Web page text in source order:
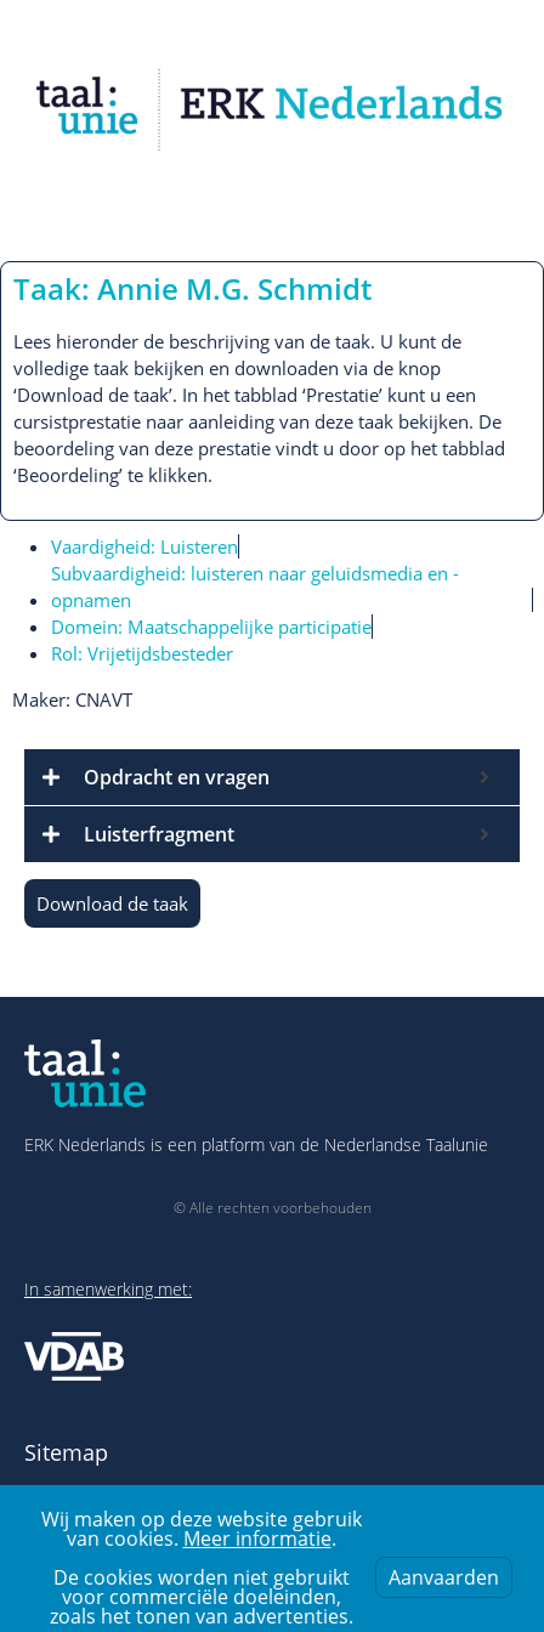
Taak: Annie M.G. Schmidt
Lees hieronder de beschrijving van de taak. U kunt de
volledige taak bekijken en downloaden via de knop
‘Download de taak’. In het tabblad ‘Prestatie’ kunt u een
cursistprestatie naar aanleiding van deze taak bekijken. De
beoordeling van deze prestatie vindt u door op het tabblad
‘Beoordeling’ te klikken.
Vaardigheid: Luisteren
Subvaardigheid: luisteren naar geluidsmedia en -
opnamen
Domein: Maatschappelijke participatie
Rol: Vrijetijdsbesteder
Maker: CNAVT
Opdracht en vragen
Luisterfragment
Download de taak
ERK Nederlands is een platform van de Nederlandse Taalunie
© Alle rechten voorbehouden
In samenwerking met:
Sitemap
Publicaties en links
Voorbeelden- en oefenbank
Over deze website
Wij maken op deze website gebruik
van cookies. Meer informatie.
De cookies worden niet gebruikt
voor commerciële doeleinden,
zoals het tonen van advertenties.
Aanvaarden